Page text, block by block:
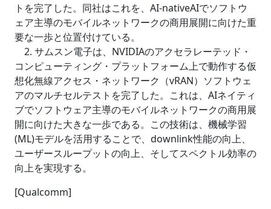
トを完了した。同社はこれを、AI-nativeAIでソフトウ
ェア主導のモバイルネットワークの商用展開に向けた重
要な一歩と位置付けている。
2. サムスン電子は、NVIDIAのアクセラレーテッド・
コンピューティング・プラットフォーム上で動作する仮
想化無線アクセス・ネットワーク（vRAN）ソフトウェ
アのマルチセルテストを完了した。これは、AIネイティ
ブでソフトウェア主導のモバイルネットワークの商用展
開に向けた大きな一歩である。この技術は、機械学習
(ML)モデルを活用することで、downlink性能の向上、
ユーザースループットの向上、そしてスペクトル効率の
向上を実現する。
[Qualcomm]